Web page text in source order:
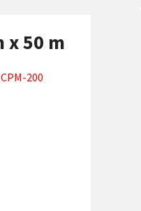
x 50 m
200